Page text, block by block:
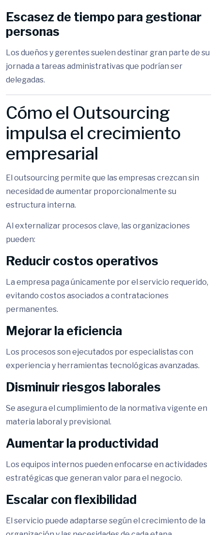
Escasez de tiempo para gestionar
personas
Los dueños y gerentes suelen destinar gran parte de su
jornada a tareas administrativas que podrían ser
delegadas.
Cómo el Outsourcing
impulsa el crecimiento
empresarial
El outsourcing permite que las empresas crezcan sin
necesidad de aumentar proporcionalmente su
estructura interna.
Al externalizar procesos clave, las organizaciones
pueden:
Reducir costos operativos
La empresa paga únicamente por el servicio requerido,
evitando costos asociados a contrataciones
permanentes.
Mejorar la eficiencia
Los procesos son ejecutados por especialistas con
experiencia y herramientas tecnológicas avanzadas.
Disminuir riesgos laborales
Se asegura el cumplimiento de la normativa vigente en
materia laboral y previsional.
Aumentar la productividad
Los equipos internos pueden enfocarse en actividades
estratégicas que generan valor para el negocio.
Escalar con flexibilidad
El servicio puede adaptarse según el crecimiento de la